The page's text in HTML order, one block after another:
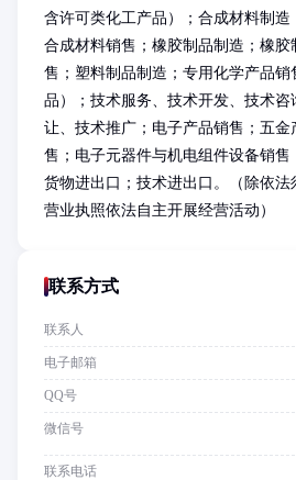
含许可类化工产品）；合成材料制造
合成材料销售；橡胶制品制造；橡
售；塑料制品制造；专用化学产品销
品）；技术服务、技术开发、技术
让、技术推广；电子产品销售；五
售；电子元器件与机电组件设备销售
货物进出口；技术进出口。（除依
营业执照依法自主开展经营活动）
联系方式
联系人
电子邮箱
QQ号
微信号
联系电话